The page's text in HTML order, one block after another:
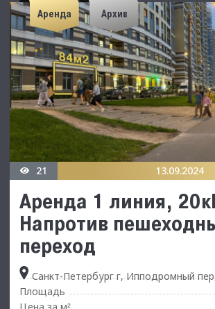
Аренда Архив
21 13.09.2024
Аренда 1 линия,
Напротив
переход
Санкт-Петербург г, Ипподромный
Площадь
²